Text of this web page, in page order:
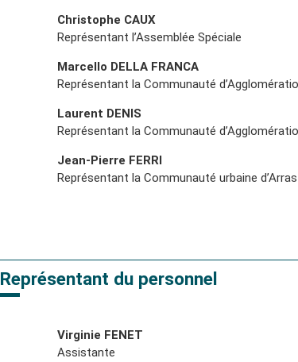
Christophe CAUX
Représentant l’Assemblée Spéciale
Marcello DELLA FRANCA
Représentant la Communauté
Laurent DENIS
Représentant la Communauté
Jean-Pierre FERRI
Représentant la Communauté urbaine d’Arras
Représentant du personnel
Virginie FENET
Assistante